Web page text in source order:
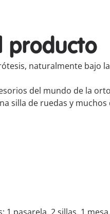
producto
naturalmente bajo
del mundo de la
silla de ruedas y